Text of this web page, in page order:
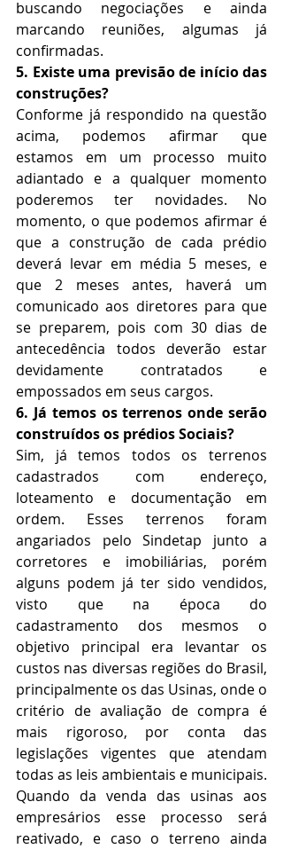
buscando negociações e ainda
marcando reuniões, algumas já
confirmadas.
5. Existe uma previsão de início das
construções?
Conforme já respondido na questão
acima, podemos afirmar que
estamos em um processo muito
adiantado e a qualquer momento
poderemos ter novidades. No
momento, o que podemos afirmar é
que a construção de cada prédio
deverá levar em média 5 meses, e
que 2 meses antes, haverá um
comunicado aos diretores para que
se preparem, pois com 30 dias de
antecedência todos deverão estar
devidamente contratados e
empossados em seus cargos.
6. Já temos os terrenos onde serão
construídos os prédios Sociais?
Sim, já temos todos os terrenos
cadastrados com endereço,
loteamento e documentação em
ordem. Esses terrenos foram
angariados pelo Sindetap junto a
corretores e imobiliárias, porém
alguns podem já ter sido vendidos,
visto que na época do
cadastramento dos mesmos o
objetivo principal era levantar os
custos nas diversas regiões do Brasil,
principalmente os das Usinas, onde o
critério de avaliação de compra é
mais rigoroso, por conta das
legislações vigentes que atendam
todas as leis ambientais e municipais.
Quando da venda das usinas aos
empresários esse processo será
reativado, e caso o terreno ainda